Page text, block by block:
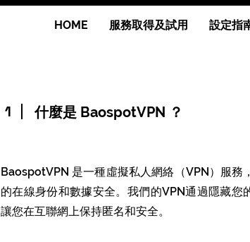
HOME 服務取得及試用 設定指
1 什麼是 BaospotVPN ？
BaospotVPN 是一種虛擬私人網絡（VPN）服務
的在線身份和數據安全。我們的VPN通過隱藏您
讓您在互聯網上保持匿名和安全。